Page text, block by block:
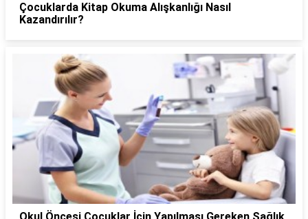
Çocuklarda Kitap Okuma Alışkanlığı Nasıl
Kazandırılır?